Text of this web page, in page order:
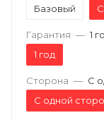
Базовый
Гарантия — 1
1 год
Сторона — С
С одной